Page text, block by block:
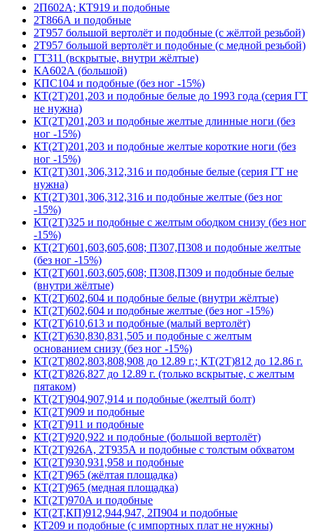
2П602А; КТ919 и подобные
2Т866А и подобные
2Т957 большой вертолёт и подобные (с жёлтой резьбой)
2Т957 большой вертолёт и подобные (с медной резьбой)
ГТ311 (вскрытые, внутри жёлтые)
КА602А (большой)
КПС104 и подобные (без ног -15%)
КТ(2Т)201,203 и подобные белые до 1993 года (серия ГТ
не нужна)
КТ(2Т)201,203 и подобные желтые длинные ноги (без
ног -15%)
КТ(2Т)201,203 и подобные желтые короткие ноги (без
ног -15%)
КТ(2Т)301,306,312,316 и подобные белые (серия ГТ не
нужна)
КТ(2Т)301,306,312,316 и подобные желтые (без ног
-15%)
КТ(2Т)325 и подобные с желтым ободком снизу (без ног
-15%)
КТ(2Т)601,603,605,608; П307,П308 и подобные желтые
(без ног -15%)
КТ(2Т)601,603,605,608; П308,П309 и подобные белые
(внутри жёлтые)
КТ(2Т)602,604 и подобные белые (внутри жёлтые)
КТ(2Т)602,604 и подобные желтые (без ног -15%)
КТ(2Т)610,613 и подобные (малый вертолёт)
КТ(2Т)630,830,831,505 и подобные с желтым
основанием снизу (без ног -15%)
КТ(2Т)802,803,808,908 до 12.89 г.; КТ(2Т)812 до 12.86 г.
КТ(2Т)826,827 до 12.89 г. (только вскрытые, с желтым
пятаком)
КТ(2Т)904,907,914 и подобные (желтый болт)
КТ(2Т)909 и подобные
КТ(2Т)911 и подобные
КТ(2Т)920,922 и подобные (большой вертолёт)
КТ(2Т)926А, 2Т935А и подобные с толстым обхватом
КТ(2Т)930,931,958 и подобные
КТ(2Т)965 (жёлтая площадка)
КТ(2Т)965 (медная площадка)
КТ(2Т)970А и подобные
КТ(2Т,КП)912,944,947, 2П904 и подобные
КТ209 и подобные (с импортных плат не нужны)